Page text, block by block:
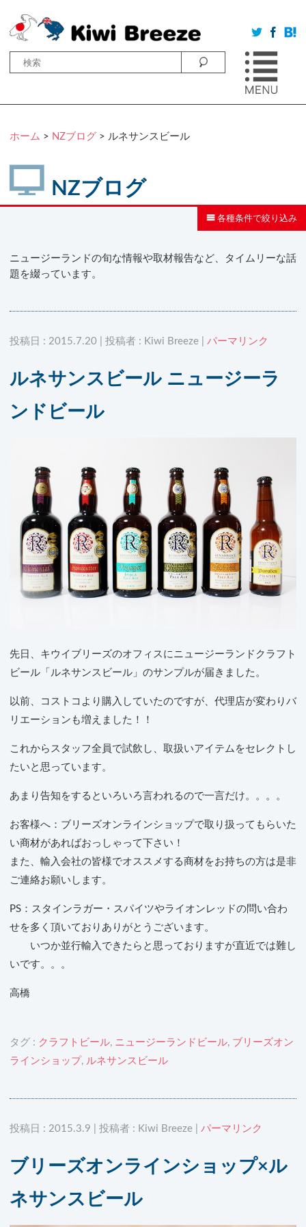
ホーム > NZブログ > ルネサンスビール
NZブログ
各種条件で絞り込み
ニュージーランドの旬な情報や取材報告など、タイムリーな話
題を綴っています。
投稿日 : 2015.7.20 | 投稿者 : Kiwi Breeze | パーマリンク
ルネサンスビール ニュージーラ
ンドビール
先日、キウイブリーズのオフィスにニュージーランドクラフト
ビール「ルネサンスビール」のサンプルが届きました。
以前、コストコより購入していたのですが、代理店が変わりバ
リエーションも増えました！！
これからスタッフ全員で試飲し、取扱いアイテムをセレクトし
たいと思っています。
あまり告知をするといろいろ言われるので一言だけ。。。。
お客様へ：ブリーズオンラインショップで取り扱ってもらいた
い商材があればおっしゃって下さい！
また、輸入会社の皆様でオススメする商材をお持ちの方は是非
ご連絡お願いします。
PS：スタインラガー・スパイツやライオンレッドの問い合わ
せを多く頂いておりありがとうございます。
いつか並行輸入できたらと思っておりますが直近では難し
いです。。。
高橋
タグ : クラフトビール, ニュージーランドビール, ブリーズオン
ラインショップ, ルネサンスビール
投稿日 : 2015.3.9 | 投稿者 : Kiwi Breeze | パーマリンク
ブリーズオンラインショップ×ル
ネサンスビール